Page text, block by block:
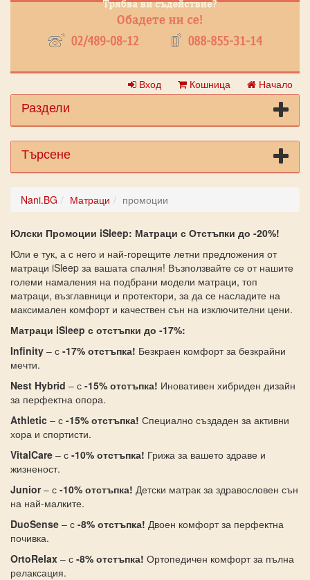
Вход Кошница Начало
Раздели
Търсене
Nani.BG Матраци промоции
Юлски Промоции iSleep: Матраци с Отстъпки до -20%!
Юли е тук, а с него и най-горещите летни предложения от
матраци iSleep за вашата спалня! Възползвайте се от нашите
големи намаления на подбрани модели матраци, топ
матраци, възглавници и протектори, за да се насладите на
максимален комфорт и качествен сън на изключителни цени.
Матраци iSleep с отстъпки до -17%:
Infinity – с -17% отстъпка! Безкраен комфорт за безкрайни
мечти.
Nest Hybrid – с -15% отстъпка! Иновативен хибриден дизайн
за перфектна опора.
Athletic – с -15% отстъпка! Специално създаден за активни
хора и спортисти.
VitalCare – с -10% отстъпка! Грижа за вашето здраве и
жизненост.
Junior– с -10% отстъпка! Детски матрак за здравословен сън
на най-малките.
DuoSense – с -8% отстъпка! Двоен комфорт за перфектна
почивка.
OrtoRelax – с -8% отстъпка! Ортопедичен комфорт за пълна
релаксация.